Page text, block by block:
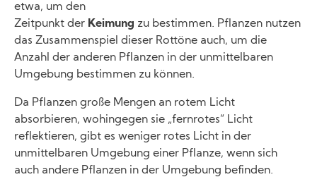
etwa, um den
Zeitpunkt der Keimung zu bestimmen. Pflanzen nutzen
das Zusammenspiel dieser Rottöne auch, um die
Anzahl der anderen Pflanzen in der unmittelbaren
Umgebung bestimmen zu können.
Da Pflanzen große Mengen an rotem Licht
absorbieren, wohingegen sie „fernrotes“ Licht
reflektieren, gibt es weniger rotes Licht in der
unmittelbaren Umgebung einer Pflanze, wenn sich
auch andere Pflanzen in der Umgebung befinden.